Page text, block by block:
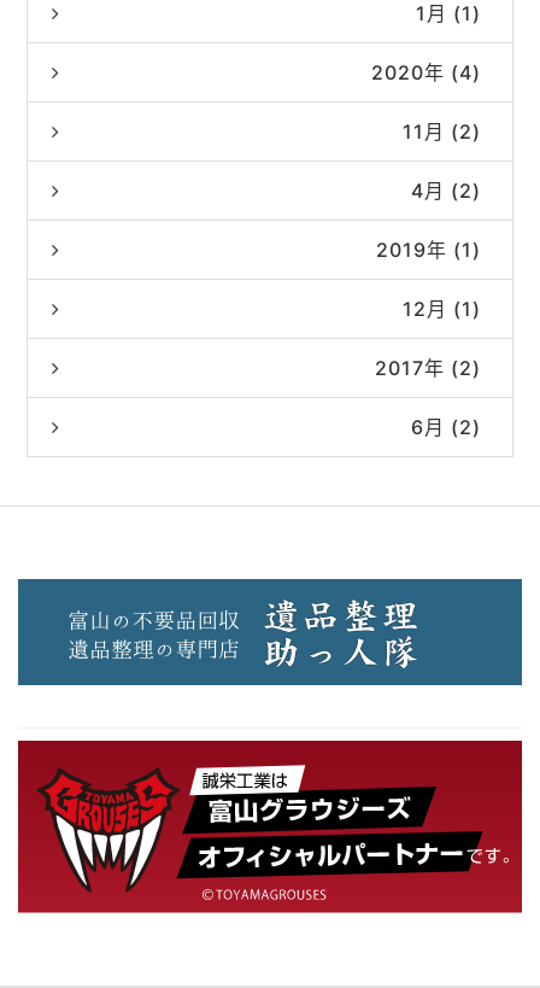
1月 (1)
2020年 (4)
11月 (2)
4月 (2)
2019年 (1)
12月 (1)
2017年 (2)
6月 (2)